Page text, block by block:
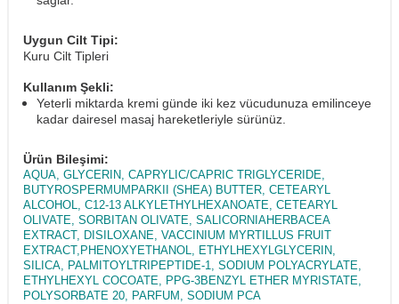
Uygun Cilt Tipi:
Kuru Cilt Tipleri
Kullanım Şekli:
Yeterli miktarda kremi günde iki kez vücudunuza emilinceye
kadar dairesel masaj hareketleriyle sürünüz.
Ürün Bileşimi:
AQUA, GLYCERIN, CAPRYLIC/CAPRIC TRIGLYCERIDE,
BUTYROSPERMUMPARKII (SHEA) BUTTER, CETEARYL
ALCOHOL, C12-13 ALKYLETHYLHEXANOATE, CETEARYL
OLIVATE, SORBITAN OLIVATE, SALICORNIAHERBACEA
EXTRACT, DISILOXANE, VACCINIUM MYRTILLUS FRUIT
EXTRACT,PHENOXYETHANOL, ETHYLHEXYLGLYCERIN,
SILICA, PALMITOYLTRIPEPTIDE-1, SODIUM POLYACRYLATE,
ETHYLHEXYL COCOATE, PPG-3BENZYL ETHER MYRISTATE,
POLYSORBATE 20, PARFUM, SODIUM PCA